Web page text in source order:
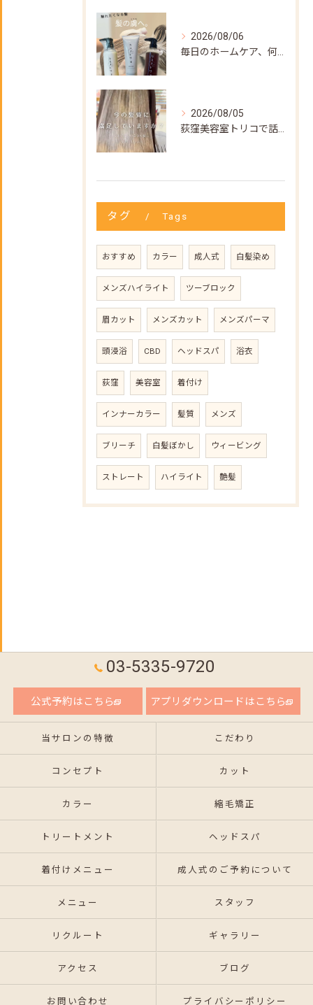
2026/08/06
2026/08/05
タグ Tags
おすすめ カラー 成人式 白髪染め
メンズハイライト ツーブロック
眉カット メンズカット メンズパーマ
頭浸浴 CBD ヘッドスパ 浴衣
荻窪 美容室 着付け
インナーカラー 髪質 メンズ
ブリーチ 白髪ぼかし ウィービング
ストレート ハイライト 艶髪
03-5335-9720
公式予約はこちら アプリダウンロードはこちら
当サロンの特徴 こだわり
コンセプト カット
カラー 縮毛矯正
トリートメント ヘッドスパ
着付けメニュー 成人式のご予約について
メニュー スタッフ
リクルート ギャラリー
アクセス ブログ
お問い合わせ プライバシーポリシー